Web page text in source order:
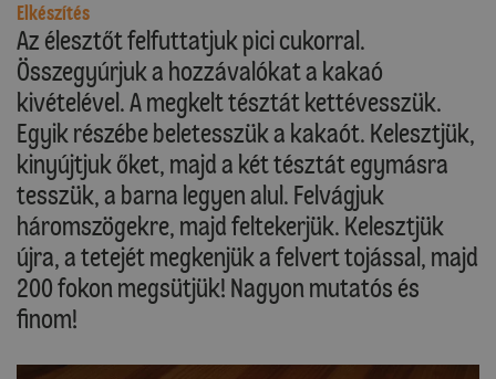
Elkészítés
Az élesztőt felfuttatjuk pici cukorral.
Összegyúrjuk a hozzávalókat a kakaó
kivételével. A megkelt tésztát kettévesszük.
Egyik részébe beletesszük a kakaót. Kelesztjük,
kinyújtjuk őket, majd a két tésztát egymásra
tesszük, a barna legyen alul. Felvágjuk
háromszögekre, majd feltekerjük. Kelesztjük
újra, a tetejét megkenjük a felvert tojással, majd
200 fokon megsütjük! Nagyon mutatós és
finom!